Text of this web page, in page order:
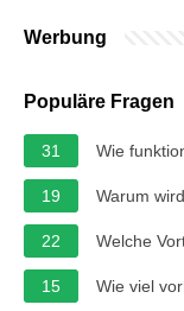
Werbung
Populäre Fragen
31 Wie
19 Warum
22 Welche
15 Wie viel